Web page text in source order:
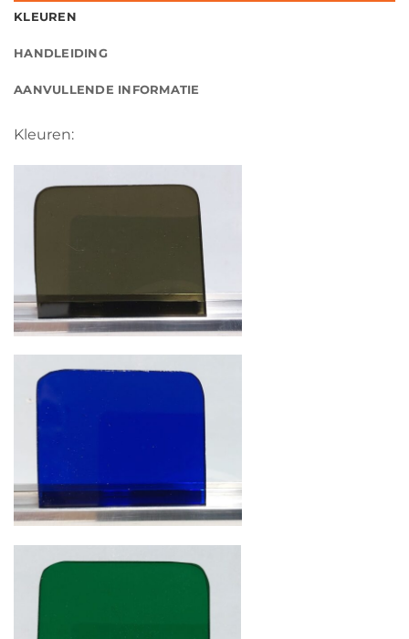
KLEUREN
HANDLEIDING
AANVULLENDE INFORMATIE
Kleuren: